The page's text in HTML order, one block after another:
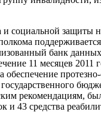
и социальной защиты
банк
11 месяцев 2011
обеспечение
рекомендациям,
и 43 средства